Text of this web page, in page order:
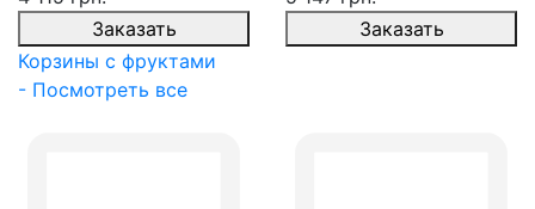
Заказать
Заказать
Корзины с фруктами
- Посмотреть все